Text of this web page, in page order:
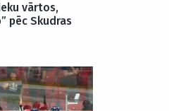
vārtos,
pēc Skudras